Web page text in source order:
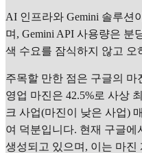
AI 인프라와 Gemini 솔루션
며, Gemini API 사용량은 분
색 수요를 잠식하지 않고 오
주목할 만한 점은 구글의 마
영업 마진은 42.5%로 사상
크 사업(마진이 낮은 사업)
여 덕분입니다. 현재 구글
생성되고 있으며, 이는 마진